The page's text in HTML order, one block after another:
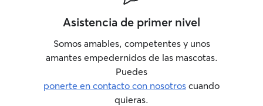
Asistencia de primer nivel
Somos amables, competentes y unos
amantes empedernidos de las mascotas.
Puedes
ponerte en contacto con nosotros cuando
quieras.